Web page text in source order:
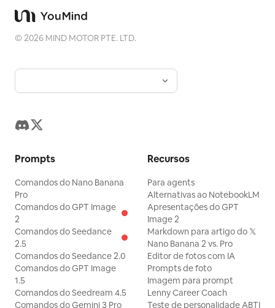
©2026 MIND MOTOR PTE. LTD.
Prompts
Comandos do Nano Banana
Pro
Comandos do GPT Image
2
Comandos do Seedance
2.5
Comandos do Seedance 2.0
Comandos do GPT Image
1.5
Comandos do Seedream 4.5
Comandos do Gemini 3 Pro
Recursos
Para agents
Alternativas ao NotebookLM
Apresentações do GPT
Image 2
Markdown para artigo do 𝕏
Nano Banana 2 vs. Pro
Editor de fotos com IA
Prompts de foto
Imagem para prompt
Lenny Career Coach
Teste de personalidade ABTI